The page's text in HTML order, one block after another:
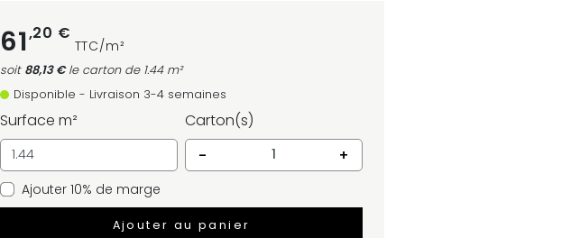
61,20 €
TTC/m²
soit 88,13 €le carton de 1.44 m²
Disponible - Livraison 3-4 semaines
Surface m²
Carton(s)
-
+
Ajouter 10% de marge
Ajouter au panier